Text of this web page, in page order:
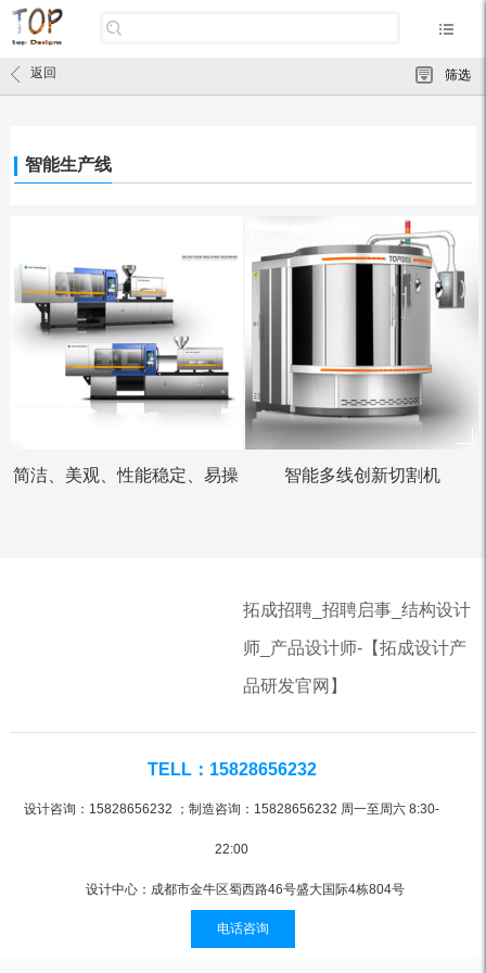
返回 筛选
智能生产线
简洁、美观、性能稳定、易操
智能多线创新切割机
拓成招聘_招聘启事_结构设计
师_产品设计师-【拓成设计产
品研发官网】
TELL：15828656232
设计咨询：15828656232 ；制造咨询：15828656232 周一至周六 8:30-
22:00
设计中心：成都市金牛区蜀西路46号盛大国际4栋804号
电话咨询